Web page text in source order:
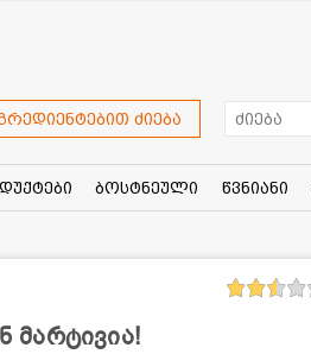
ძიება
ბოსტნეული წვნიანი
მარტივია!